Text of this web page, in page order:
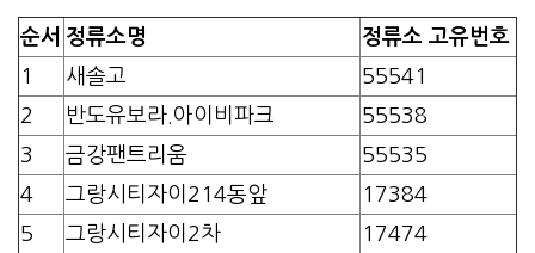
순서 정류소명
정류소 고유번호
1
새솔고
55541
2
반도유보라.아이비파크
55538
3
금강팬트리움
55535
4
그랑시티자이214동앞
17384
5
그랑시티자이2차
17474